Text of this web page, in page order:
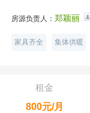
房源负责人：郑颖丽
家具齐全 集体供暖
租金
800元/月